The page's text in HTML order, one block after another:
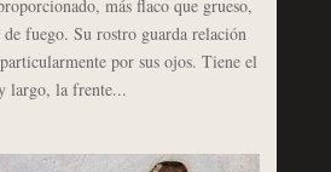
más flaco que grueso,
fuego. Su rostro guarda relación
por sus ojos. Tiene el
largo, la frente...